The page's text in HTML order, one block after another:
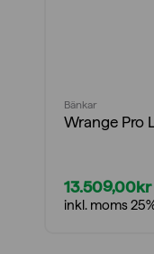
Bänkar
Wrange Pro
13.509,00kr
inkl. moms